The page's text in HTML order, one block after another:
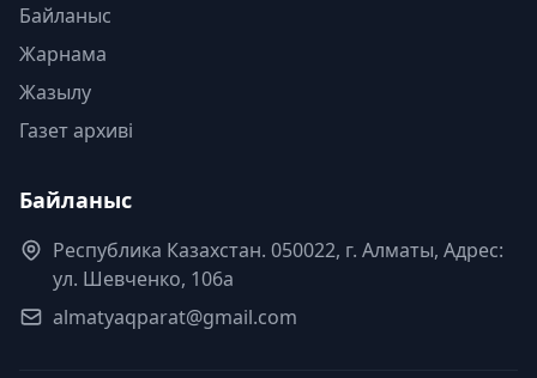
Байланыс
Жарнама
Жазылу
Газет архиві
Байланыс
Республика Казахстан. 050022, г. Алматы, Адрес:
ул. Шевченко, 106а
almatyaqparat@gmail.com